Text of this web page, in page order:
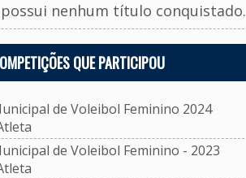
nenhum título conquistado.
QUE PARTICIPOU
de Voleibol Feminino 2024
de Voleibol Feminino - 2023